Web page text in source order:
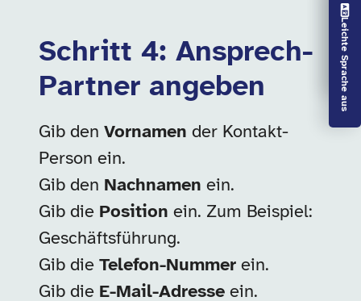
Vorlesen aus
Leichte Sprache aus
Schritt 4: Ansprech-
Partner angeben
Gib den Vornamen der Kontakt-
Person ein.
Gib den Nachnamen ein.
Gib die Position ein. Zum Beispiel:
Geschäftsführung.
Gib die Telefon-Nummer ein.
Gib die E-Mail-Adresse ein.